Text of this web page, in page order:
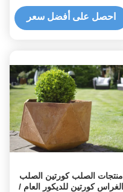
الاستقرار
احصل على أفضل سعر
منتجات الصلب كورتين الصلب
الغراس كورتين للديكور العام /